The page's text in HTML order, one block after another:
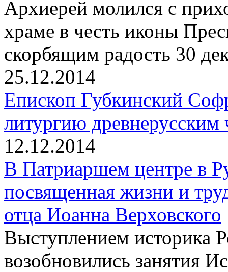
Архиерей молился с
храме в честь иконы
скорбящим радость 30
25.12.2014
Епископ Губкинский
литургию
12.12.2014
В Патриаршем центре в
посвященная жизни и
отца Иоанна Верховского
Выступлением историка
возобновились занятия